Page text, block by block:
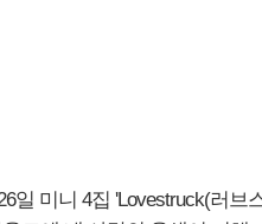
일 미니 4집 'Lovestruck(러